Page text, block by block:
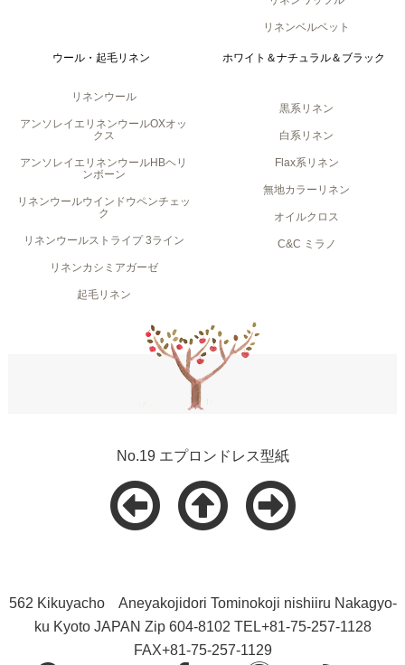
リネンベルベット
ウール・起毛リネン
リネンウール
アンソレイエリネンウールOXオッ
クス
アンソレイエリネンウールHBヘリ
ンボーン
リネンウールウインドウペンチェッ
ク
リネンウールストライプ 3ライン
リネンカシミアガーゼ
起毛リネン
ホワイト＆ナチュラル＆ブラック
黒系リネン
白系リネン
Flax系リネン
無地カラーリネン
オイルクロス
C&C ミラノ
No.19 エプロンドレス型紙
562 Kikuyacho Aneyakojidori Tominokoji nishiiru Nakagyo-
ku Kyoto JAPAN Zip 604-8102 TEL+81-75-257-1128
FAX+81-75-257-1129